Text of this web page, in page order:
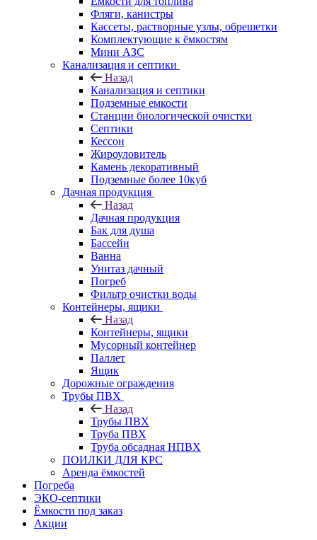
Фляги, канистры
Кассеты, растворные узлы, обрешетки
Комплектующие к ёмкостям
Мини АЗС
Канализация и септики
Назад
Канализация и септики
Подземные емкости
Станции биологической очистки
Септики
Кессон
Жироуловитель
Камень декоративный
Подземные более 10куб
Дачная продукция
Назад
Дачная продукция
Бак для душа
Бассейн
Ванна
Унитаз дачный
Погреб
Фильтр очистки воды
Контейнеры, ящики
Назад
Контейнеры, ящики
Мусорный контейнер
Паллет
Ящик
Дорожные ограждения
Трубы ПВХ
Назад
Трубы ПВХ
Труба ПВХ
Труба обсадная НПВХ
ПОИЛКИ ДЛЯ КРС
Аренда ёмкостей
Погреба
ЭКО-септики
Ёмкости под заказ
Акции